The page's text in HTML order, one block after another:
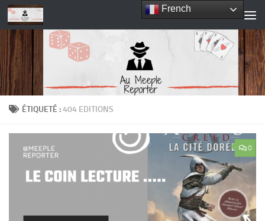
Skip to content
ÉTIQUETÉ :404 EDITIONS
0
French